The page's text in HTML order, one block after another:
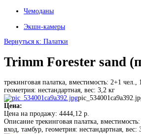
Чемоданы
Экшн-камеры
Вернуться к: Палатки
Trimm Forester sand
трекинговая палатка, вместимость: 2+1 чел.,
геометрия: нестандартная, вес: 3,2 кг
Цена:
Цена на продажу: 4444,12 р.
Описание трекинговая палатка,
вход, тамбур, геометрия: нестандартная, вес: